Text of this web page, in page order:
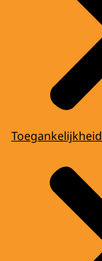
Toegankelijkheid